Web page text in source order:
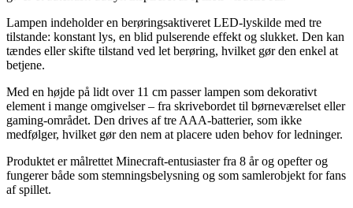
Lampen indeholder en berøringsaktiveret LED-lyskilde med tre
tilstande: konstant lys, en blid pulserende effekt og slukket. Den kan
tændes eller skifte tilstand ved let berøring, hvilket gør den enkel at
betjene.
Med en højde på lidt over 11 cm passer lampen som dekorativt
element i mange omgivelser – fra skrivebordet til børneværelset eller
gaming-området. Den drives af tre AAA-batterier, som ikke
medfølger, hvilket gør den nem at placere uden behov for ledninger.
Produktet er målrettet Minecraft-entusiaster fra 8 år og opefter og
fungerer både som stemningsbelysning og som samlerobjekt for fans
af spillet.